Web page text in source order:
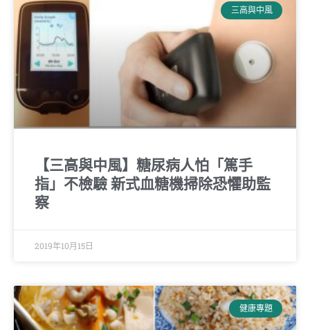
三高與中風
【三高與中風】糖尿病人怕「篤手
指」不檢驗 新式血糖機掃除恐懼助監
察
2019年10月15日
健康專題